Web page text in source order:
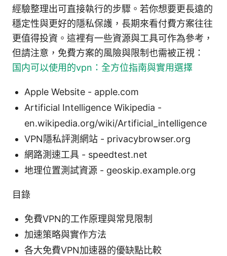
經驗整理出可直接執行的步驟。若你想要更長遠的
穩定性與更好的隱私保護，長期來看付費方案往往
更值得投資。這裡有一些資源與工具可作為參考，
但請注意，免費方案的風險與限制也需被正視：
国内可以使用的vpn：全方位指南與實用選擇
Apple Website - apple.com
Artificial Intelligence Wikipedia -
en.wikipedia.org/wiki/Artificial_intelligence
VPN隱私評測網站 - privacybrowser.org
網路測速工具 - speedtest.net
地理位置測試資源 - geoskip.example.org
目錄
免費VPN的工作原理與常見限制
加速策略與實作方法
各大免費VPN加速器的優缺點比較